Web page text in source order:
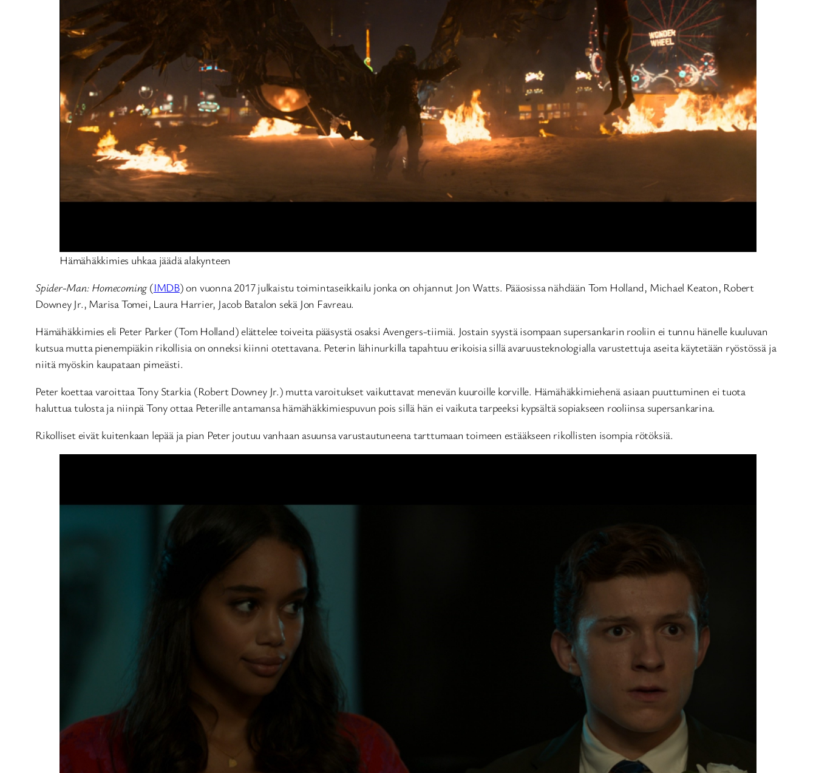
Hämähäkkimies uhkaa jäädä alakynteen
Spider-Man: Homecoming(IMDB) on vuonna 2017 julkaistu toimintaseikkailu jonka on ohjannut Jon Watts. Pääosissa nähdään Tom Holland, Michael Keaton, Robert
Downey Jr., Marisa Tomei, Laura Harrier, Jacob Batalon sekä Jon Favreau.
Hämähäkkimies eli Peter Parker (Tom Holland) elättelee toiveita pääsystä osaksi Avengers-tiimiä. Jostain syystä isompaan supersankarin rooliin ei tunnu hänelle kuuluvan
kutsua mutta pienempiäkin rikollisia on onneksi kiinni otettavana. Peterin lähinurkilla tapahtuu erikoisia sillä avaruusteknologialla varustettuja aseita käytetään ryöstössä ja
niitä myöskin kaupataan pimeästi.
Peter koettaa varoittaa Tony Starkia (Robert Downey Jr.) mutta varoitukset vaikuttavat menevän kuuroille korville. Hämähäkkimiehenä asiaan puuttuminen ei tuota
haluttua tulosta ja niinpä Tony ottaa Peterille antamansa hämähäkkimiespuvun pois sillä hän ei vaikuta tarpeeksi kypsältä sopiakseen rooliinsa supersankarina.
Rikolliset eivät kuitenkaan lepää ja pian Peter joutuu vanhaan asuunsa varustautuneena tarttumaan toimeen estääkseen rikollisten isompia rötöksiä.